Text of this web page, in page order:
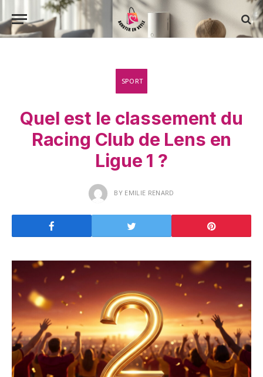
SPORT
Quel est le classement du
Racing Club de Lens en
Ligue 1 ?
BY EMILIE RENARD